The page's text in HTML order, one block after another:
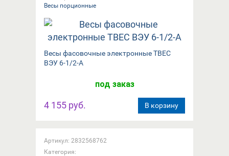
Весы порционные
Весы фасовочные электронные ТВЕС
ВЭУ 6-1/2-А
под заказ
4 155 руб. В корзину
Артикул: 2832568762
Категория: